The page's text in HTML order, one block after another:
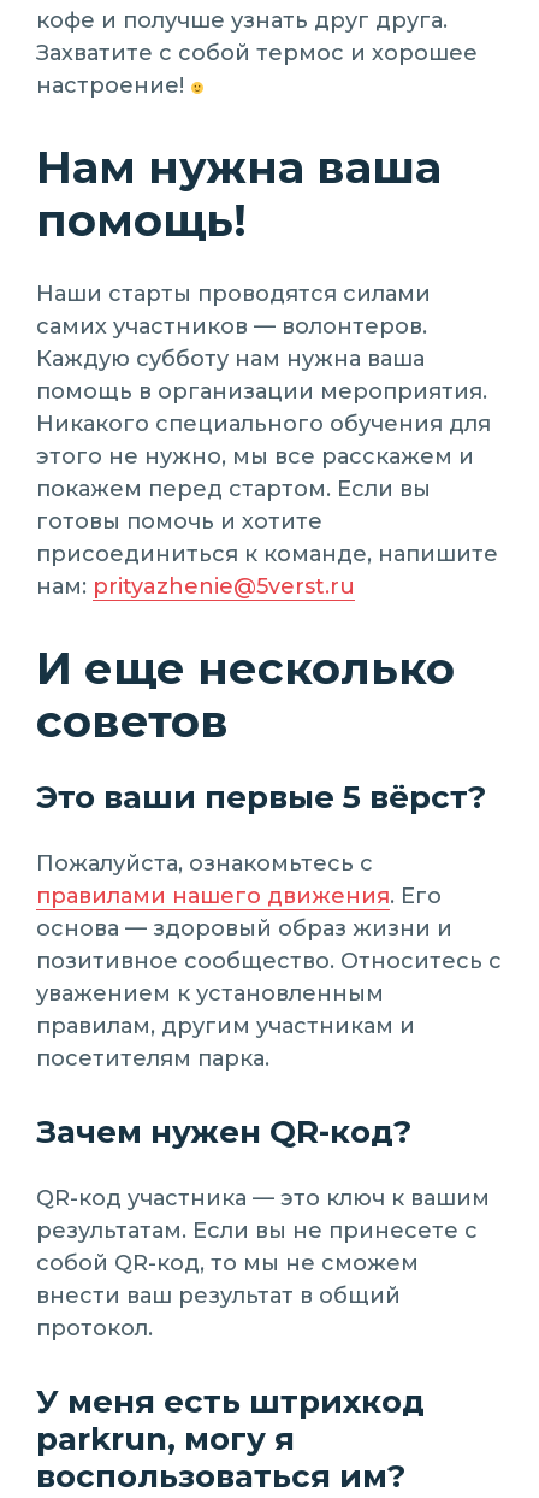
кофе и получше узнать друг друга.
Захватите с собой термос и хорошее
настроение!
Нам нужна ваша
помощь!
Наши старты проводятся силами
самих участников — волонтеров.
Каждую субботу нам нужна ваша
помощь в организации мероприятия.
Никакого специального обучения для
этого не нужно, мы все расскажем и
покажем перед стартом. Если вы
готовы помочь и хотите
присоединиться к команде, напишите
нам: prityazhenie@5verst.ru
И еще несколько
советов
Это ваши первые 5 вёрст?
Пожалуйста, ознакомьтесь с
правилами нашего движения. Его
основа — здоровый образ жизни и
позитивное сообщество. Относитесь с
уважением к установленным
правилам, другим участникам и
посетителям парка.
Зачем нужен QR-код?
QR-код участника — это ключ к вашим
результатам. Если вы не принесете с
собой QR-код, то мы не сможем
внести ваш результат в общий
протокол.
У меня есть штрихкод
parkrun, могу я
воспользоваться им?